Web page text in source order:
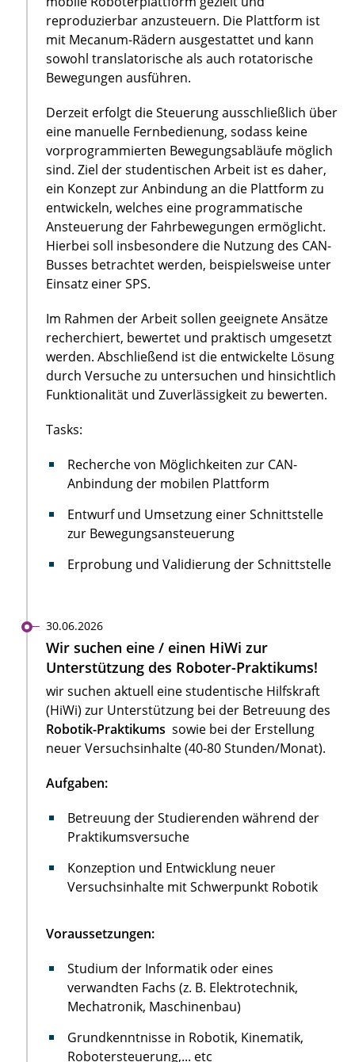
reproduzierbar anzusteuern. Die Plattform ist
mit Mecanum-Rädern ausgestattet und kann
sowohl translatorische als auch rotatorische
Bewegungen ausführen.
Derzeit erfolgt die Steuerung ausschließlich über
eine manuelle Fernbedienung, sodass keine
vorprogrammierten Bewegungsabläufe möglich
sind. Ziel der studentischen Arbeit ist es daher,
ein Konzept zur Anbindung an die Plattform zu
entwickeln, welches eine programmatische
Ansteuerung der Fahrbewegungen ermöglicht.
Hierbei soll insbesondere die Nutzung des CAN-
Busses betrachtet werden, beispielsweise unter
Einsatz einer SPS.
Im Rahmen der Arbeit sollen geeignete Ansätze
recherchiert, bewertet und praktisch umgesetzt
werden. Abschließend ist die entwickelte Lösung
durch Versuche zu untersuchen und hinsichtlich
Funktionalität und Zuverlässigkeit zu bewerten.
Tasks:
Recherche von Möglichkeiten zur CAN-
Anbindung der mobilen Plattform
Entwurf und Umsetzung einer Schnittstelle
zur Bewegungsansteuerung
Erprobung und Validierung der Schnittstelle
30.06.2026
Wir suchen eine / einen HiWi zur
Unterstützung des Roboter-Praktikums!
wir suchen aktuell eine studentische Hilfskraft
(HiWi) zur Unterstützung bei der Betreuung des
Robotik-Praktikums sowie bei der Erstellung
neuer Versuchsinhalte (40-80 Stunden/Monat).
Aufgaben:
Betreuung der Studierenden während der
Praktikumsversuche
Konzeption und Entwicklung neuer
Versuchsinhalte mit Schwerpunkt Robotik
Voraussetzungen:
Studium der Informatik oder eines
verwandten Fachs (z. B. Elektrotechnik,
Mechatronik, Maschinenbau)
Grundkenntnisse in Robotik, Kinematik,
Robotersteuerung,... etc